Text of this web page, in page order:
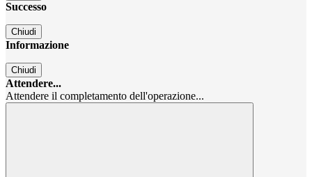
Successo
Chiudi
Informazione
Chiudi
Attendere...
Attendere il completamento dell'operazione...